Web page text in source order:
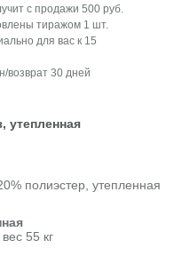
с продажи 500 руб.
тиражом 1 шт.
для вас к 15
возврат 30 дней
утепленная
полиэстер, утепленная
55 кг